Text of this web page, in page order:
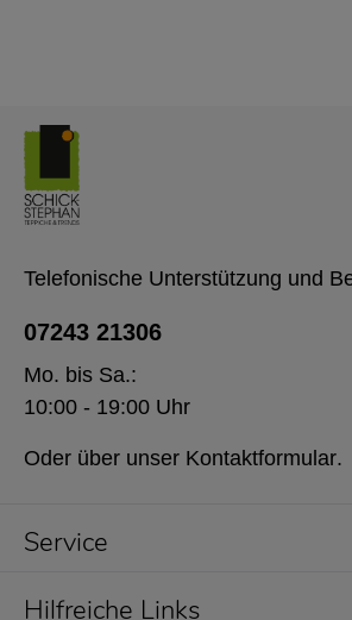
Service
Telefonische Unterstützung und
07243 21306
Mo. bis Sa.:
10:00 - 19:00 Uhr
Oder über unser Kontaktformular.
Hilfreiche Links